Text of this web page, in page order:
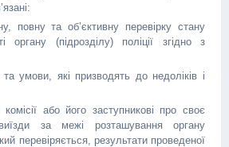
повну та об’єктивну перевірку стану
органу (підрозділу) поліції згідно з
умови, які призводять до недоліків і
або його заступникові про своє
за межі розташування органу
перевіряється, результати проведеної